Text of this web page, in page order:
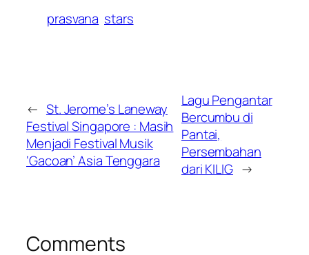
prasvana stars
← St. Jerome’s Laneway
Festival Singapore : Masih
Menjadi Festival Musik
‘Gacoan’ Asia Tenggara
Lagu Pengantar
Bercumbu di
Pantai,
Persembahan
dari KILIG →
Comments